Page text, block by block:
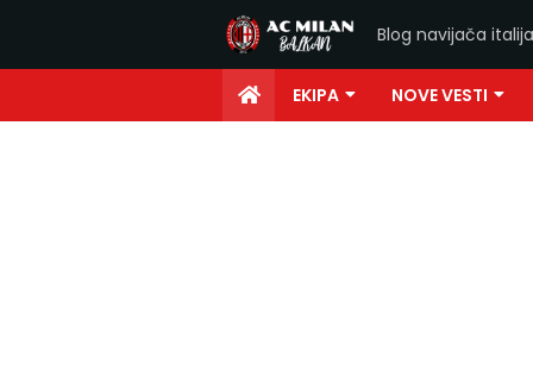
Blog navijača
EKIPA NOVE VESTI